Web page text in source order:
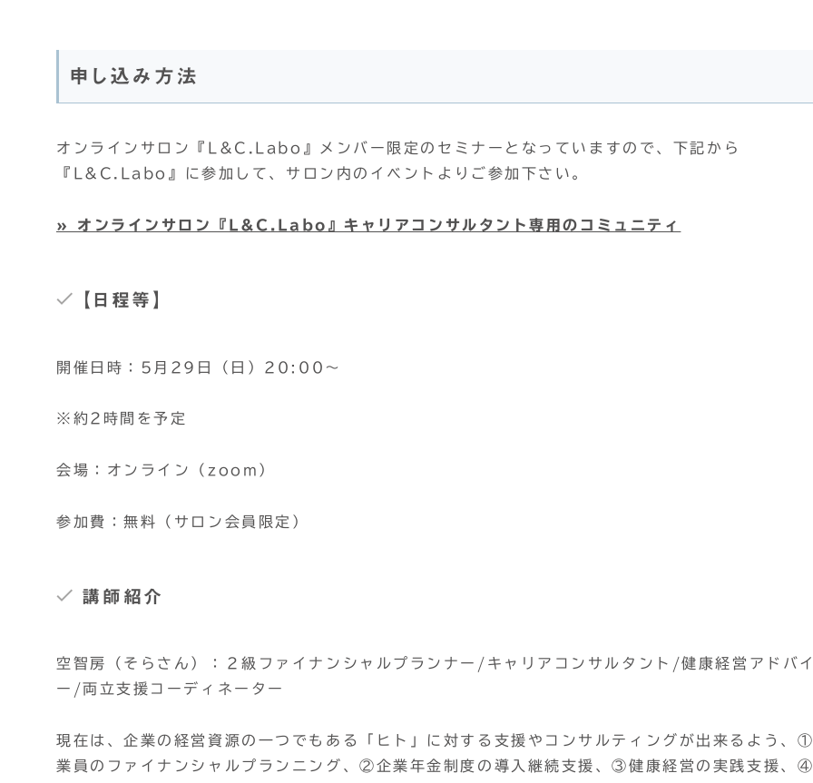
申し込み方法
オンラインサロン『L&C.Labo』メンバー限定のセミナーとなっていますので、下記から
『L&C.Labo』に参加して、サロン内のイベントよりご参加下さい。
» オンラインサロン『L&C.Labo』キャリアコンサルタント専用のコミュニティ
【日程等】
開催日時：5月29日（日）20:00～
※約2時間を予定
会場：オンライン（zoom）
参加費：無料（サロン会員限定）
講師紹介
空智房（そらさん）：２級ファイナンシャルプランナー/キャリアコンサルタント/健康経営アドバ
ー/両立支援コーディネーター
現在は、企業の経営資源の一つでもある「ヒト」に対する支援やコンサルティングが出来るよう、
業員のファイナンシャルプランニング、②企業年金制度の導入継続支援、③健康経営の実践支援、